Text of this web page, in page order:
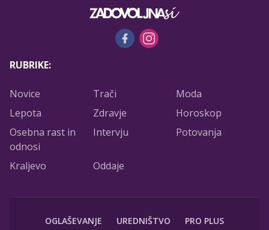
RUBRIKE:
Novice Trači
Moda
Lepota
Zdravje
Horoskop
Osebna rast in
odnosi
Intervju Potovanja
Kraljevo Oddaje
OGLAŠEVANJE UREDNIŠTVO PRO PLUS